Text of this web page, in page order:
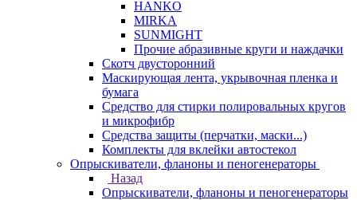
HANKO
MIRKA
SUNMIGHT
Прочие абразивные круги и наждачки
Скотч двусторонний
Маскирующая лента, укрывочная пленка и
бумага
Средство для стирки полировальных кругов
и микрофибр
Средства защиты (перчатки, маски...)
Комплекты для вклейки автостекол
Опрыскиватели, фланоны и пеногенераторы
Назад
Опрыскиватели, фланоны и пеногенераторы